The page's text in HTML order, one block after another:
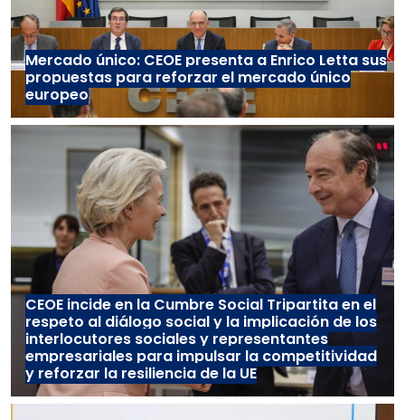
Mercado único: CEOE presenta a Enrico Letta sus
propuestas para reforzar el mercado único
europeo
CEOE incide en la Cumbre Social Tripartita en el
respeto al diálogo social y la implicación de los
interlocutores sociales y representantes
empresariales para impulsar la competitividad
y reforzar la resiliencia de la UE